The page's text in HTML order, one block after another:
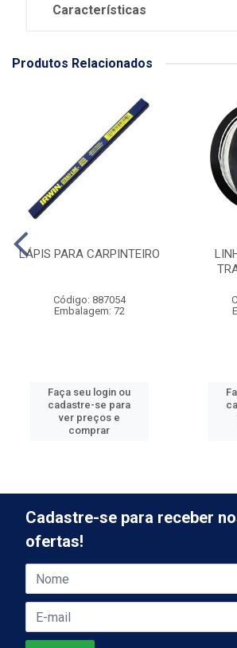
Características
Produtos Relacionados
LÁPIS PARA CARPINTEIRO
Código: 887054
Embalagem: 72
Faça seu login ou
cadastre-se para
ver preços e
comprar
Cadastre-se para receber
ofertas!